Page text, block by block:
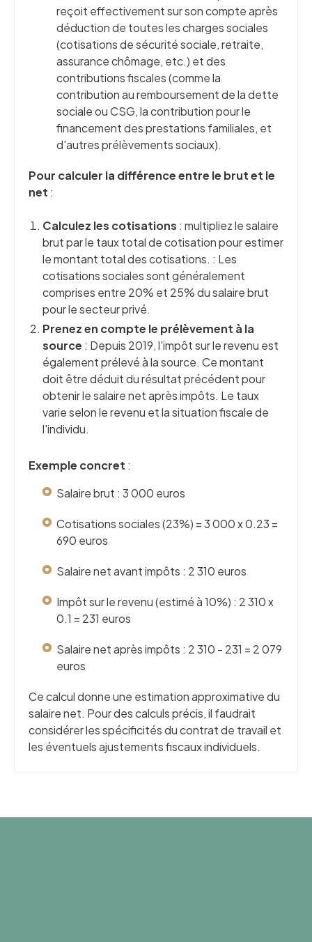
reçoit effectivement sur son compte après
déduction de toutes les charges sociales
(cotisations de sécurité sociale, retraite,
assurance chômage, etc.) et des
contributions fiscales (comme la
contribution au remboursement de la dette
sociale ou CSG, la contribution pour le
financement des prestations familiales, et
d'autres prélèvements sociaux).
Pour calculer la différence entre le brut et le
net :
Calculez les cotisations : multipliez le salaire
brut par le taux total de cotisation pour estimer
le montant total des cotisations. : Les
cotisations sociales sont généralement
comprises entre 20% et 25% du salaire brut
pour le secteur privé.
Prenez en compte le prélèvement à la
source : Depuis 2019, l'impôt sur le revenu est
également prélevé à la source. Ce montant
doit être déduit du résultat précédent pour
obtenir le salaire net après impôts. Le taux
varie selon le revenu et la situation fiscale de
l'individu.
Exemple concret :
Salaire brut : 3 000 euros
Cotisations sociales (23%) = 3 000 x 0.23 =
690 euros
Salaire net avant impôts : 2 310 euros
Impôt sur le revenu (estimé à 10%) : 2 310 x
0.1 = 231 euros
Salaire net après impôts : 2 310 - 231 = 2 079
euros
Ce calcul donne une estimation approximative du
salaire net. Pour des calculs précis, il faudrait
considérer les spécificités du contrat de travail et
les éventuels ajustements fiscaux individuels.